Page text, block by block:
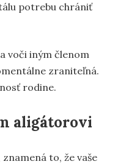
potrebu chrániť
voči iným členom
zraniteľná.
rodine.
aligátorovi
to, že vaše